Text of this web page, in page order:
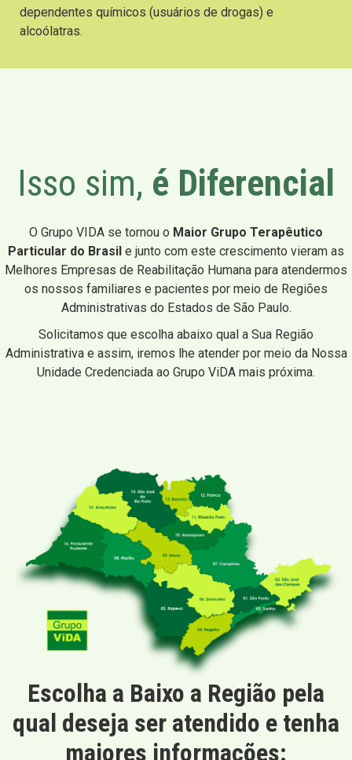
dependentes químicos (usuários de drogas) e
alcoólatras.
Isso sim, é Diferencial
O Grupo VIDA se tornou o Maior Grupo Terapêutico
Particular do Brasil e junto com este crescimento vieram as
Melhores Empresas de Reabilitação Humana para atendermos
os nossos familiares e pacientes por meio de Regiões
Administrativas do Estados de São Paulo.
Solicitamos que escolha abaixo qual a Sua Região
Administrativa e assim, iremos lhe atender por meio da Nossa
Unidade Credenciada ao Grupo ViDA mais próxima.
Escolha a Baixo a Região pela
qual deseja ser atendido e tenha
maiores informações: